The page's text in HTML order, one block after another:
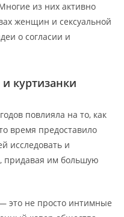
из них активно
женщин и сексуальной
о согласии и
куртизанки
повлияла на то, как
время предоставило
исследовать и
придавая им большую
это не просто интимные